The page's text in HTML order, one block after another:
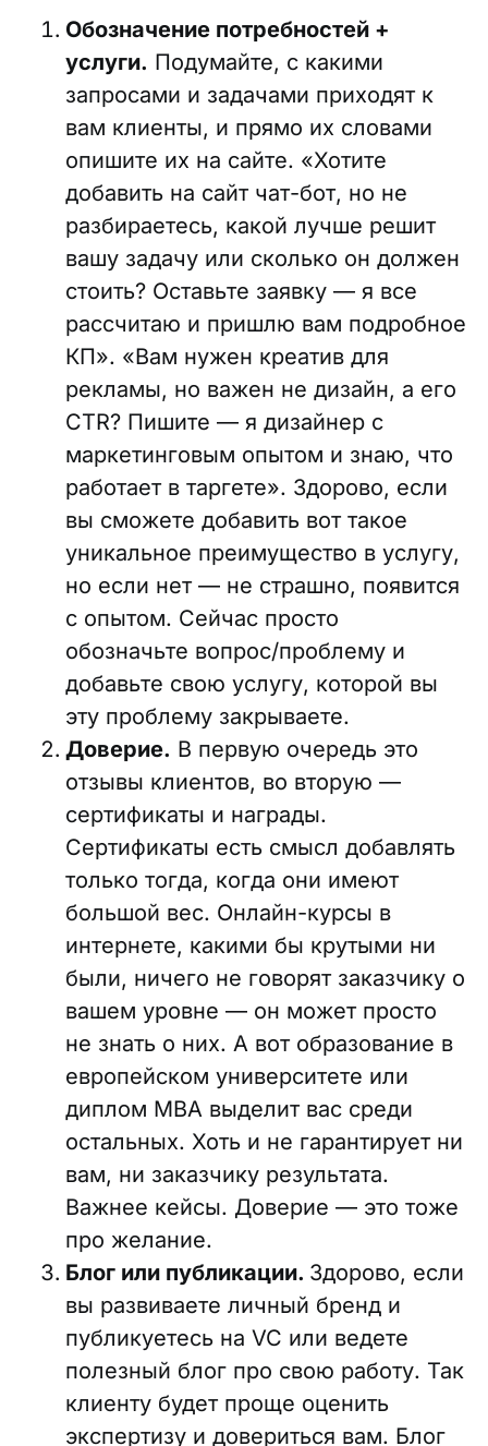
Обозначение потребностей +
услуги. Подумайте, с какими
запросами и задачами приходят к
вам клиенты, и прямо их словами
опишите их на сайте. «Хотите
добавить на сайт чат-бот, но не
разбираетесь, какой лучше решит
вашу задачу или сколько он должен
стоить? Оставьте заявку — я все
рассчитаю и пришлю вам подробное
КП». «Вам нужен креатив для
рекламы, но важен не дизайн, а его
CTR? Пишите — я дизайнер с
маркетинговым опытом и знаю, что
работает в таргете». Здорово, если
вы сможете добавить вот такое
уникальное преимущество в услугу,
но если нет — не страшно, появится
с опытом. Сейчас просто
обозначьте вопрос/проблему и
добавьте свою услугу, которой вы
эту проблему закрываете.
Доверие. В первую очередь это
отзывы клиентов, во вторую —
сертификаты и награды.
Сертификаты есть смысл добавлять
только тогда, когда они имеют
большой вес. Онлайн-курсы в
интернете, какими бы крутыми ни
были, ничего не говорят заказчику о
вашем уровне — он может просто
не знать о них. А вот образование в
европейском университете или
диплом MBA выделит вас среди
остальных. Хоть и не гарантирует ни
вам, ни заказчику результата.
Важнее кейсы. Доверие — это тоже
про желание.
Блог или публикации. Здорово, если
вы развиваете личный бренд и
публикуетесь на VC или ведете
полезный блог про свою работу. Так
клиенту будет проще оценить
экспертизу и довериться вам. Блог